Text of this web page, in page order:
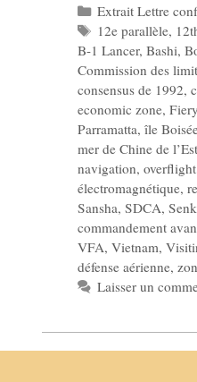
Catégories
Extrait Lettre
Étiquettes
12e parallèle,
B-1 Lancer, Bashi,
Commission des
consensus de 1992,
economic zone,
Parramatta, île
mer de Chine de l’Est
navigation, overflight
électromagnétique,
Sansha, SDCA,
commandement
VFA, Vietnam,
défense aérienne,
Laisser un